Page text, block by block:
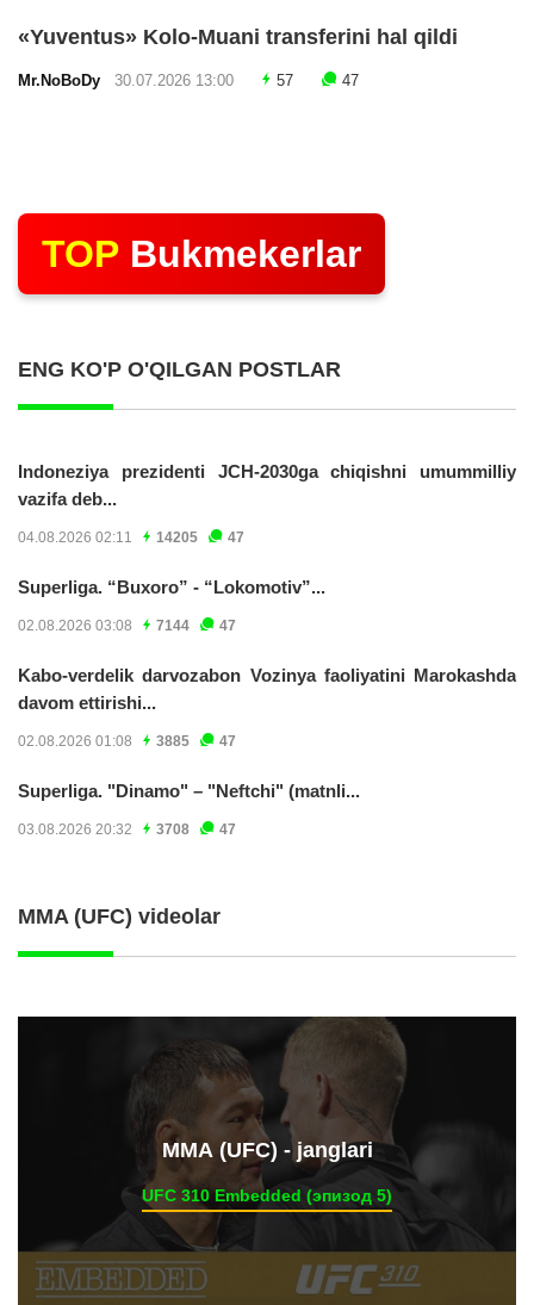
«Yuventus» Kolo-Muani transferini hal qildi
Mr.NoBoDy 30.07.2026 13:00 57 47
TOP Bukmekerlar
ENG KO'P O'QILGAN POSTLAR
Indoneziya prezidenti JCH-2030ga chiqishni umummilliy
vazifa deb...
04.08.2026 02:11 14205 47
Superliga. “Buxoro” - “Lokomotiv”...
02.08.2026 03:08 7144 47
Kabo-verdelik darvozabon Vozinya faoliyatini Marokashda
davom ettirishi...
02.08.2026 01:08 3885 47
Superliga. "Dinamo" – "Neftchi" (matnli...
03.08.2026 20:32 3708 47
MMA (UFC) videolar
ММА (UFC) - janglari
UFC 310 Embedded (эпизод 5)